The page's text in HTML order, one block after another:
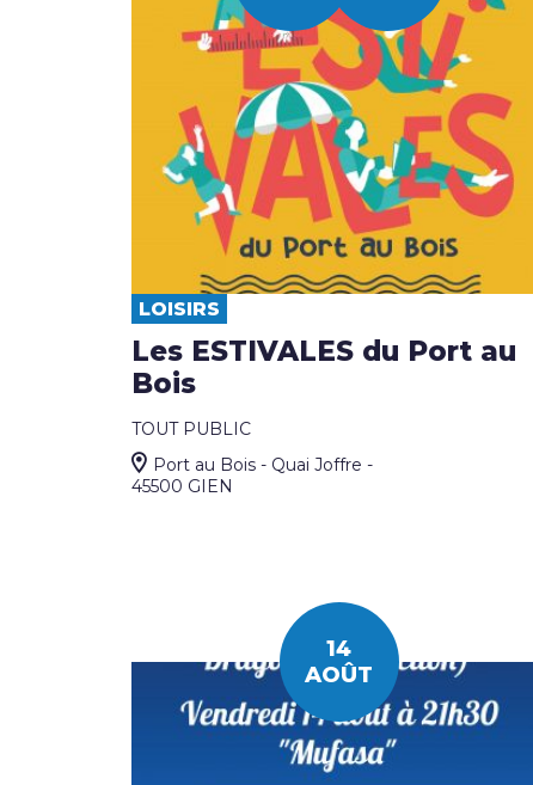
LOISIRS
Les ESTIVALES du Port au
Bois
TOUT PUBLIC
Port au Bois - Quai Joffre -
45500 GIEN
14
AOÛT